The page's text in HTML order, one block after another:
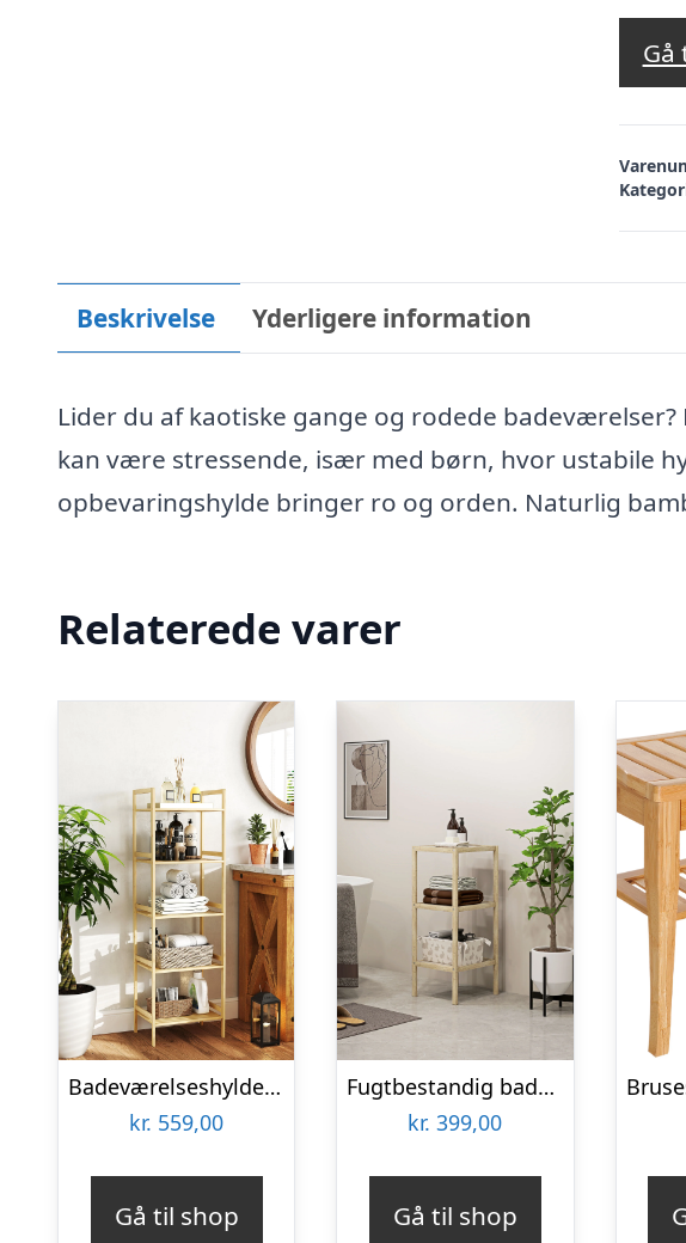
Gå
Beskrivelse Yderligere information
Lider du af kaotiske gange og rodede
kan være stressende, især med børn, hvor ustabile
opbevaringshylde bringer ro og orden. Naturlig
Relaterede varer
Badeværelseshylde i bambus med 5 niveauer, opbevaringsstativ med justerbare hylder, 43,5 x 31,5 x 142 cm, naturtræ
kr. 559,00
Gå til shop
Fugtbestandig badeværelseshylde i bambus 33 x 31 x 78 cm
kr. 399,00
Gå til shop